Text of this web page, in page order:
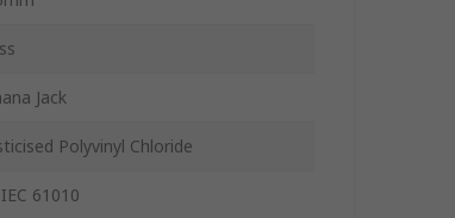
Jack
Polyvinyl Chloride
61010